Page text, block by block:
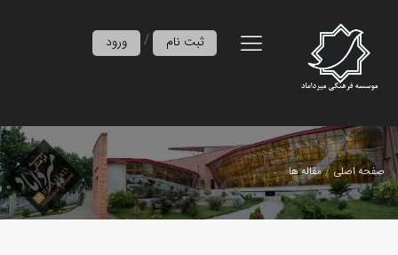
ورود / ثبت نام
صفحه اصلی مقاله ها